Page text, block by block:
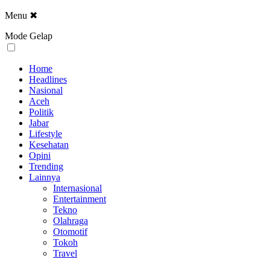
Menu ✖
Mode Gelap
Home
Headlines
Nasional
Aceh
Politik
Jabar
Lifestyle
Kesehatan
Opini
Trending
Lainnya
Internasional
Entertainment
Tekno
Olahraga
Otomotif
Tokoh
Travel